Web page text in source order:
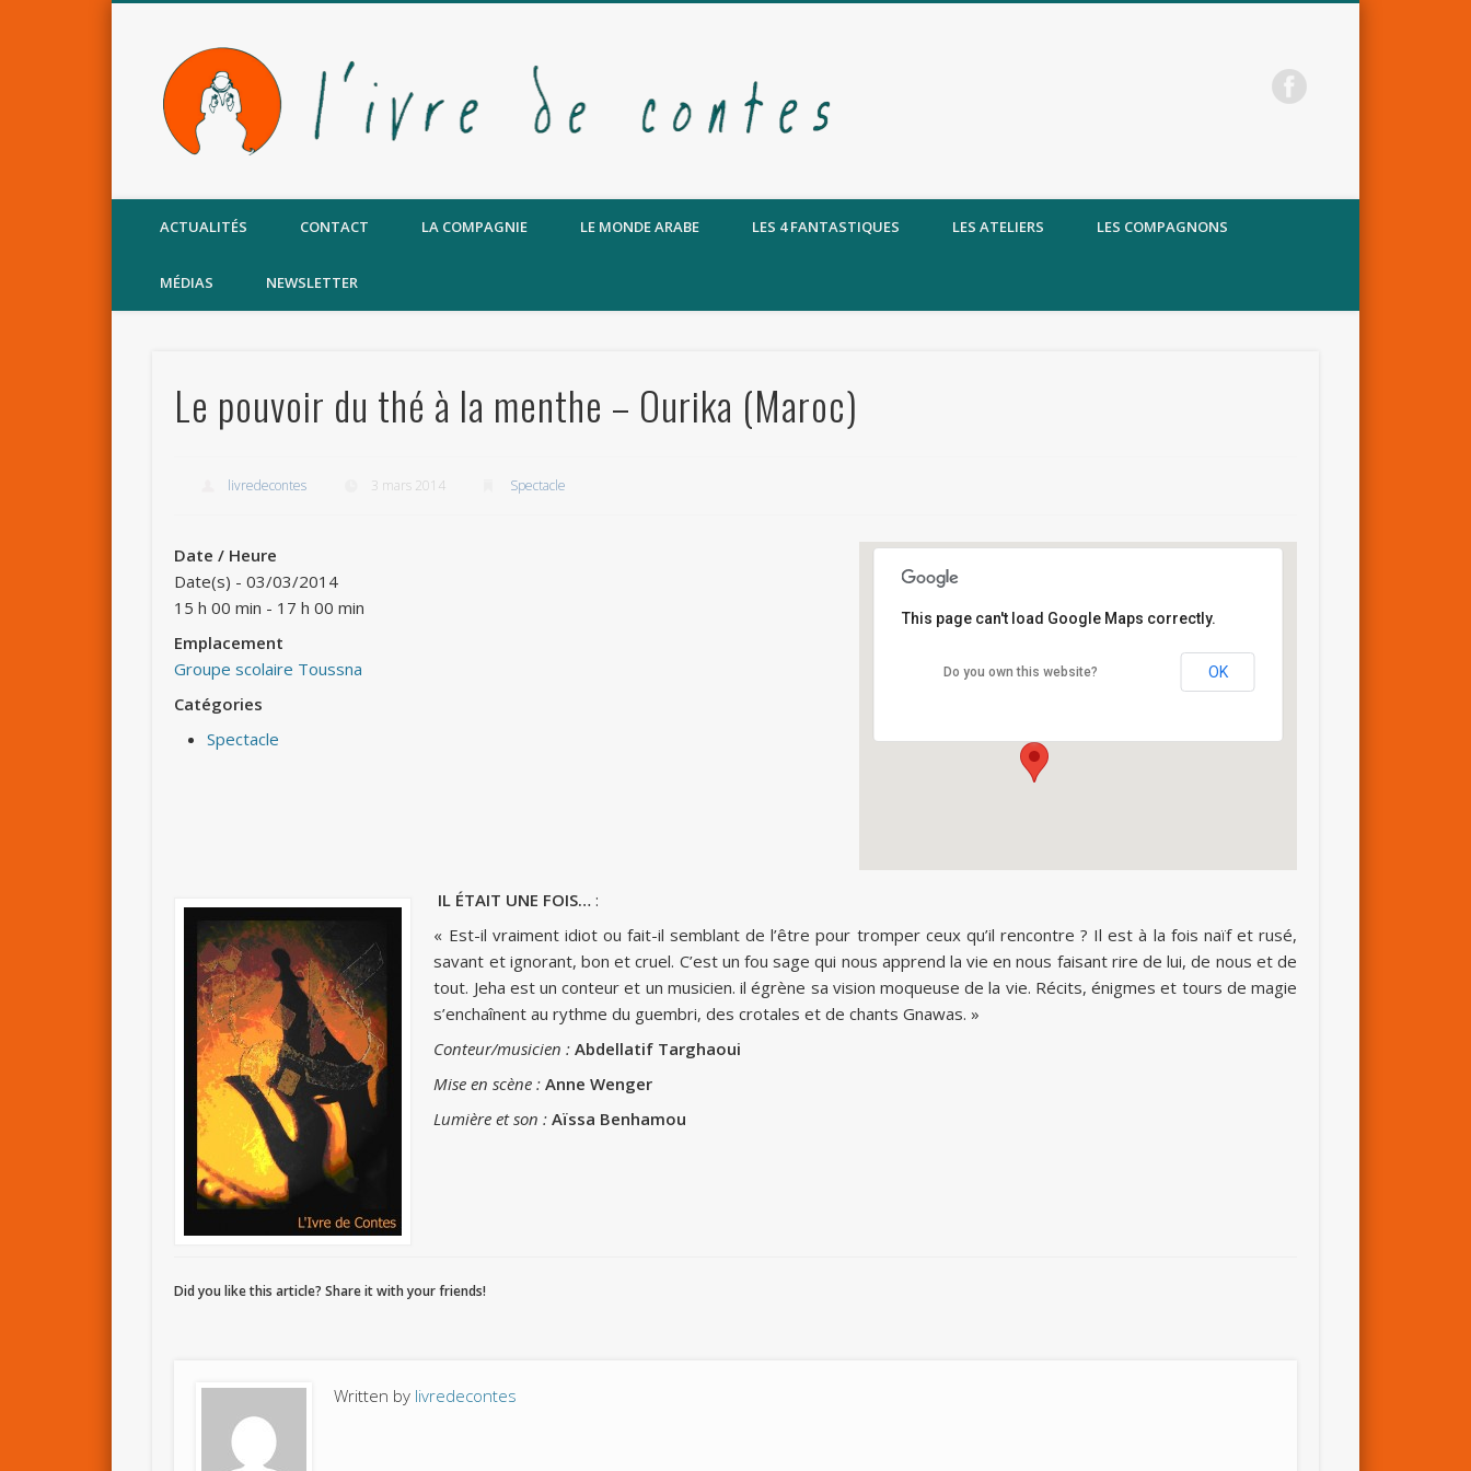
Facebook
ACTUALITÉS CONTACT LA COMPAGNIE LE MONDE ARABE LES 4 FANTASTIQUES LES ATELIERS LES COMPAGNONS
MÉDIAS NEWSLETTER
Le pouvoir du thé à la menthe – Ourika (Maroc)
livredecontes 3 mars 2014 Spectacle
Groupe scolaire Toussna
Darte Ourika - Marrakech
This page can't load Google Maps correctly.
Do you own this website? OK
Date / Heure
Date(s) - 03/03/2014
15 h 00 min - 17 h 00 min
Emplacement
Groupe scolaire Toussna
Catégories
Spectacle
IL ÉTAIT UNE FOIS…:
« Est-il vraiment idiot ou fait-il semblant de l’être pour tromper ceux qu’il rencontre ? Il est à la fois naïf et rusé,
savant et ignorant, bon et cruel. C’est un fou sage qui nous apprend la vie en nous faisant rire de lui, de nous et de
tout. Jeha est un conteur et un musicien. il égrène sa vision moqueuse de la vie. Récits, énigmes et tours de magie
s’enchaînent au rythme du guembri, des crotales et de chants Gnawas. »
Conteur/musicien :Abdellatif Targhaoui
Mise en scène :Anne Wenger
Lumière et son :Aïssa Benhamou
Did you like this article? Share it with your friends!
Written by livredecontes